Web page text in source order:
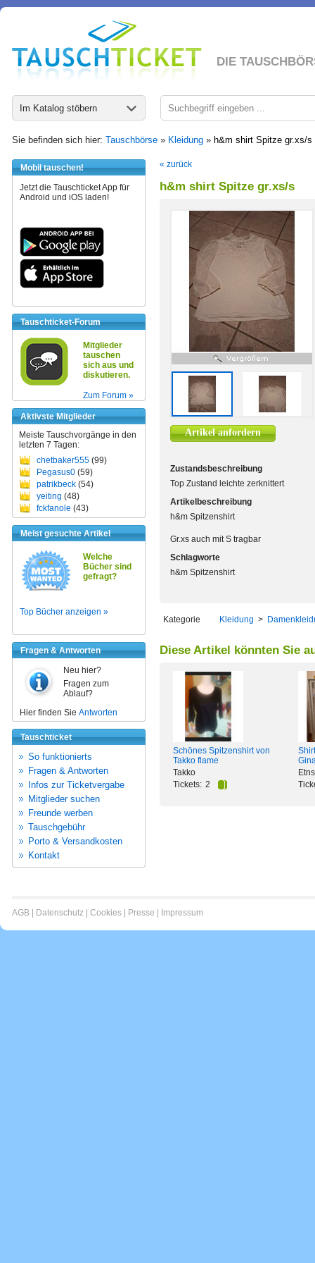
DIE
Im Katalog stöbern
Sie befinden sich hier: Tauschbörse » Kleidung » h&m shirt Spitze gr.xs/s
Mobil tauschen!
Jetzt die Tauschticket App für
Android und iOS laden!
Tauschticket-Forum
Mitglieder
tauschen
sich aus und
diskutieren.
Zum Forum »
Aktivste Mitglieder
Meiste Tauschvorgänge in den
letzten 7 Tagen:
chetbaker555 (99)
Pegasus0 (59)
patrikbeck (54)
yeiting (48)
fckfanole (43)
Meist gesuchte Artikel
Welche
Bücher sind
gefragt?
Top Bücher anzeigen »
Fragen & Antworten
Neu hier?
Fragen zum
Ablauf?
Hier finden Sie Antworten
Tauschticket
So funktionierts
Fragen & Antworten
Infos zur Ticketvergabe
Mitglieder suchen
Freunde werben
Tauschgebühr
Porto & Versandkosten
Kontakt
« zurück
h&m shirt Spitze gr.xs/s
Artikel anfordern
Zustandsbeschreibung
Top Zustand leichte zerknittert
Artikelbeschreibung
h&m Spitzenshirt
Gr.xs auch mit S tragbar
Schlagworte
h&m Spitzenshirt
Kategorie Kleidung >
Diese Artikel könnten Sie
Schönes Spitzenshirt von
Takko flame
Takko
Tickets: 2
AGB Datenschutz Cookies Presse Impressum